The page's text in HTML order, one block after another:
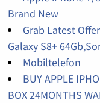
Brand New
Grab Latest
Galaxy S8+
Mobiltelefon
BUY APPLE
BOX 24MONTHS